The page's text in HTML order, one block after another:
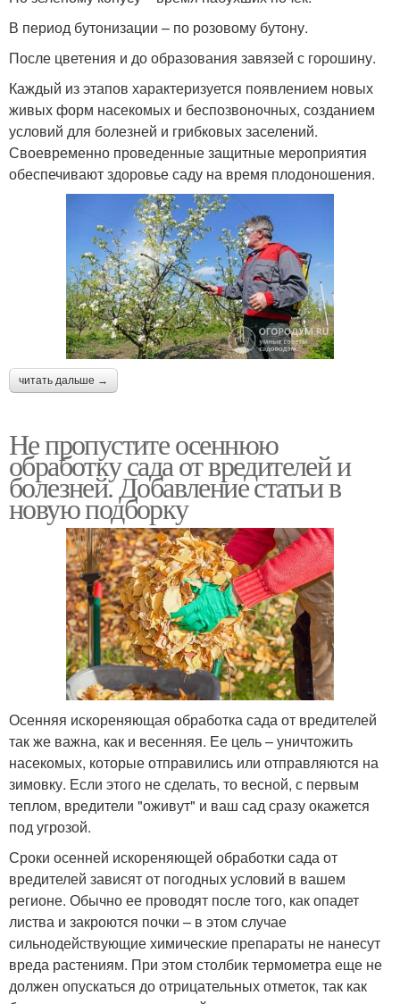
В период бутонизации – по розовому бутону.
После цветения и до образования завязей с горошину.
Каждый из этапов характеризуется появлением новых
живых форм насекомых и беспозвоночных, созданием
условий для болезней и грибковых заселений.
Своевременно проведенные защитные мероприятия
обеспечивают здоровье саду на время плодоношения.
читать дальше →
Не пропустите осеннюю
обработку сада от вредителей и
болезней. Добавление статьи в
новую подборку
Осенняя искореняющая обработка сада от вредителей
так же важна, как и весенняя. Ее цель – уничтожить
насекомых, которые отправились или отправляются на
зимовку. Если этого не сделать, то весной, с первым
теплом, вредители "оживут" и ваш сад сразу окажется
под угрозой.
Сроки осенней искореняющей обработки сада от
вредителей зависят от погодных условий в вашем
регионе. Обычно ее проводят после того, как опадет
листва и закроются почки – в этом случае
сильнодействующие химические препараты не нанесут
вреда растениям. При этом столбик термометра еще не
должен опускаться до отрицательных отметок, так как